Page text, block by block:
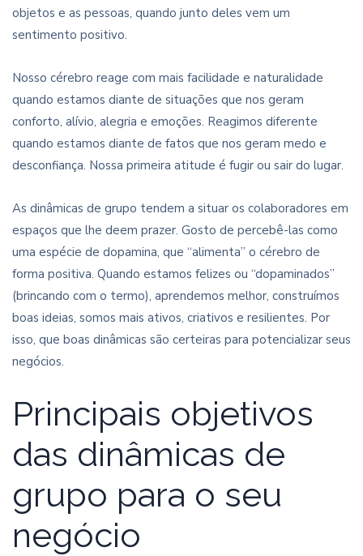
objetos e as pessoas, quando junto deles vem um
sentimento positivo.
Nosso cérebro reage com mais facilidade e naturalidade
quando estamos diante de situações que nos geram
conforto, alívio, alegria e emoções. Reagimos diferente
quando estamos diante de fatos que nos geram medo e
desconfiança. Nossa primeira atitude é fugir ou sair do lugar.
As dinâmicas de grupo tendem a situar os colaboradores em
espaços que lhe deem prazer. Gosto de percebê-las como
uma espécie de dopamina, que “alimenta” o cérebro de
forma positiva. Quando estamos felizes ou “dopaminados”
(brincando com o termo), aprendemos melhor, construímos
boas ideias, somos mais ativos, criativos e resilientes. Por
isso, que boas dinâmicas são certeiras para potencializar seus
negócios.
Principais objetivos
das dinâmicas de
grupo para o seu
negócio